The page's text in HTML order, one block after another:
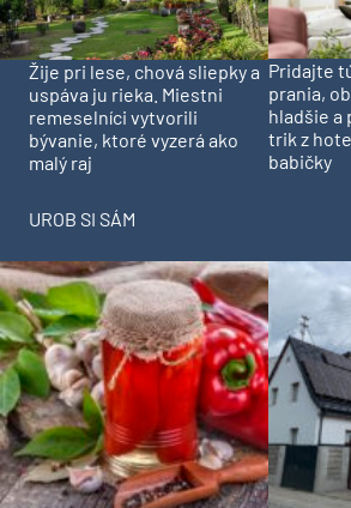
Žije pri lese, chová sliepky a
uspáva ju rieka. Miestni
remeselníci vytvorili
bývanie, ktoré vyzerá ako
malý raj
Pridajte
prania,
hladšie a
trik z
babičky
UROB SI SÁM